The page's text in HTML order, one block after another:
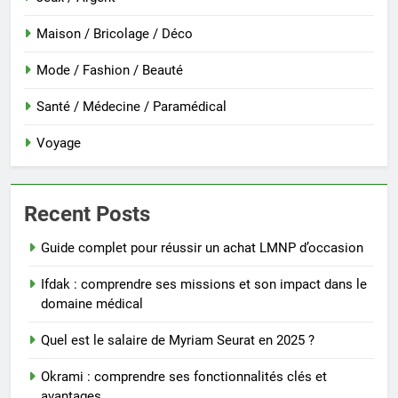
Maison / Bricolage / Déco
Mode / Fashion / Beauté
Santé / Médecine / Paramédical
Voyage
Recent Posts
Guide complet pour réussir un achat LMNP d’occasion
Ifdak : comprendre ses missions et son impact dans le
domaine médical
Quel est le salaire de Myriam Seurat en 2025 ?
Okrami : comprendre ses fonctionnalités clés et